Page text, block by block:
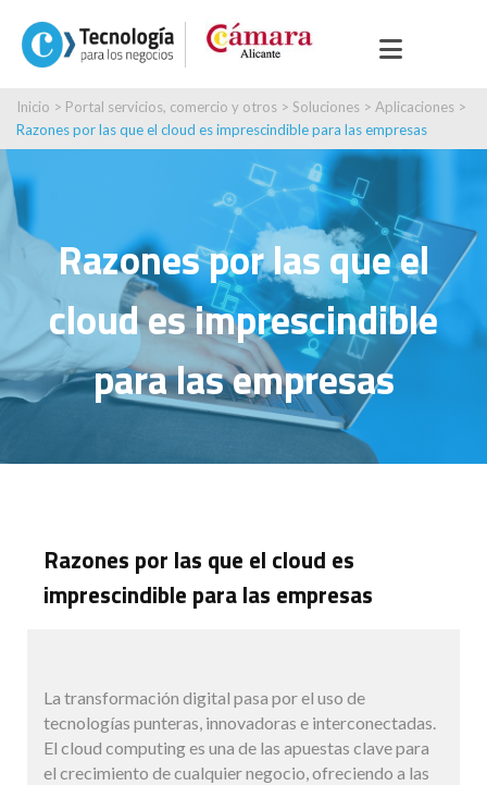
Inicio > Portal servicios, comercio y otros > Soluciones > Aplicaciones >
Razones por las que el cloud es imprescindible para las empresas
Razones por las que el
cloud es imprescindible
para las empresas
Razones por las que el cloud es
imprescindible para las empresas
La transformación digital pasa por el uso de
tecnologías punteras, innovadoras e interconectadas.
El cloud computing es una de las apuestas clave para
el crecimiento de cualquier negocio, ofreciendo a las